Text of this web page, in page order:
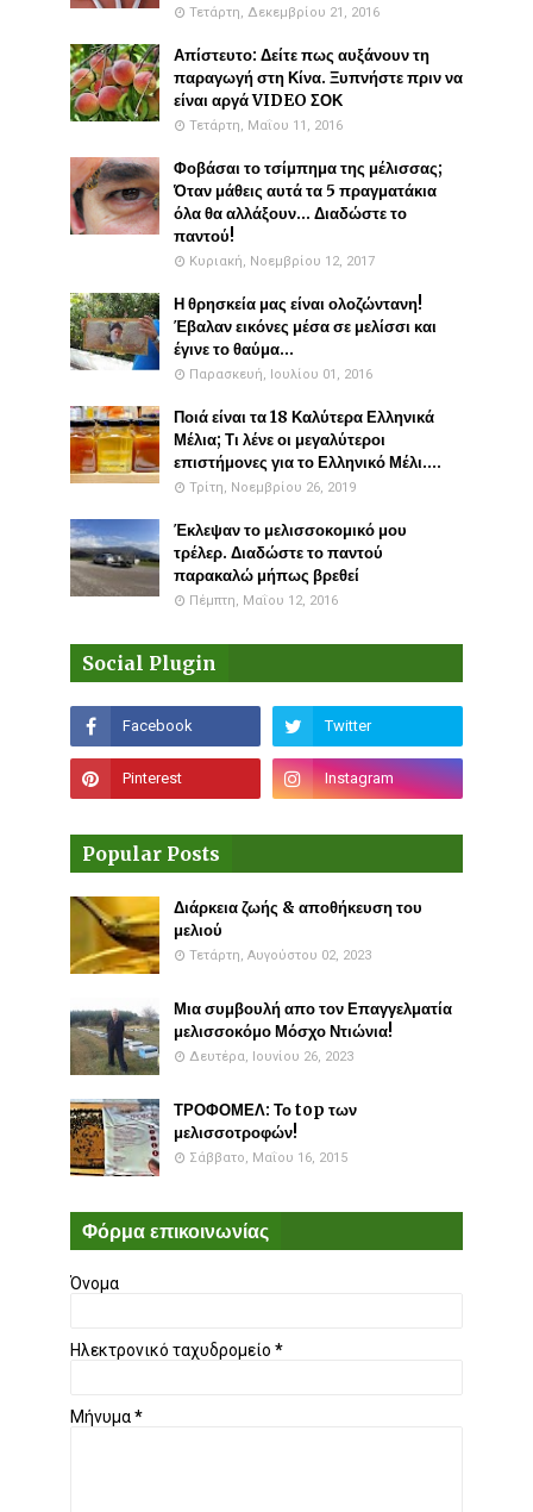
Τετάρτη, Δεκεμβρίου 21, 2016
Απίστευτο: Δείτε πως αυξάνουν τη
παραγωγή στη Κίνα. Ξυπνήστε πριν να
είναι αργά VIDEO ΣΟΚ
Τετάρτη, Μαΐου 11, 2016
Φοβάσαι το τσίμπημα της μέλισσας;
Όταν μάθεις αυτά τα 5 πραγματάκια
όλα θα αλλάξουν... Διαδώστε το
παντού!
Κυριακή, Νοεμβρίου 12, 2017
Η θρησκεία μας είναι ολοζώντανη!
Έβαλαν εικόνες μέσα σε μελίσσι και
έγινε το θαύμα...
Παρασκευή, Ιουλίου 01, 2016
Ποιά είναι τα 18 Καλύτερα Ελληνικά
Μέλια; Τι λένε οι μεγαλύτεροι
επιστήμονες για το Ελληνικό Μέλι....
Τρίτη, Νοεμβρίου 26, 2019
Έκλεψαν το μελισσοκομικό μου
τρέλερ. Διαδώστε το παντού
παρακαλώ μήπως βρεθεί
Πέμπτη, Μαΐου 12, 2016
Social Plugin
Popular Posts
Διάρκεια ζωής & αποθήκευση του
μελιού
Τετάρτη, Αυγούστου 02, 2023
Μια συμβουλή απο τον Επαγγελματία
μελισσοκόμο Μόσχο Ντιώνια!
Δευτέρα, Ιουνίου 26, 2023
ΤΡΟΦΟΜΕΛ: Το top των
μελισσοτροφών!
Σάββατο, Μαΐου 16, 2015
Φόρμα επικοινωνίας
Όνομα
Ηλεκτρονικό ταχυδρομείο *
Μήνυμα*